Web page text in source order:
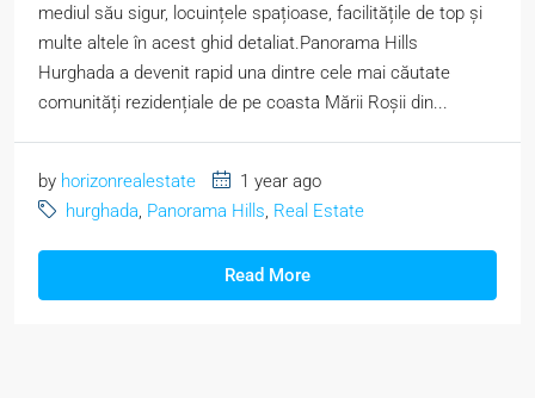
mediul său sigur, locuințele spațioase, facilitățile de top și
multe altele în acest ghid detaliat.Panorama Hills
Hurghada a devenit rapid una dintre cele mai căutate
comunități rezidențiale de pe coasta Mării Roșii din...
by horizonrealestate
1 year ago
hurghada, Panorama Hills, Real Estate
Read More